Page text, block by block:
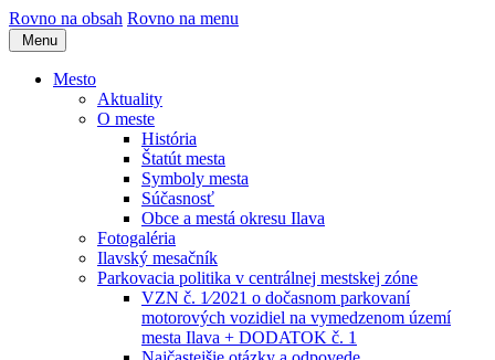
Rovno na obsah Rovno na menu
Menu
Mesto
Aktuality
O meste
História
Štatút mesta
Symboly mesta
Súčasnosť
Obce a mestá okresu Ilava
Fotogaléria
Ilavský mesačník
Parkovacia politika v centrálnej mestskej zóne
VZN č. 1⁄2021 o dočasnom parkovaní
motorových vozidiel na vymedzenom území
mesta Ilava + DODATOK č. 1